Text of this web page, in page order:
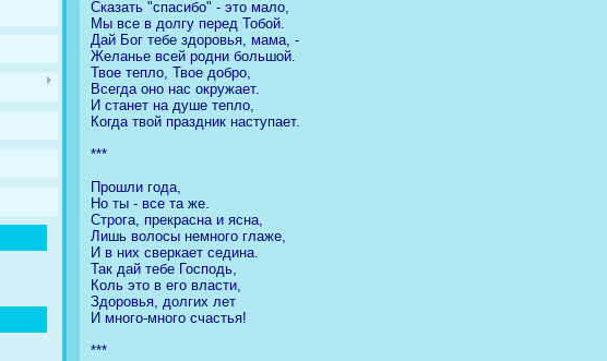
Сказать "спасибо" - это мало,
Мы все в долгу перед Тобой.
Дай Бог тебе здоровья, мама, -
Желанье всей родни большой.
Твое тепло, Твое добро,
Всегда оно нас окружает.
И станет на душе тепло,
Когда твой праздник наступает.
***
Прошли года,
Но ты - все та же.
Строга, прекрасна и ясна,
Лишь волосы немного глаже,
И в них сверкает седина.
Так дай тебе Господь,
Коль это в его власти,
Здоровья, долгих лет
И много-много счастья!
***